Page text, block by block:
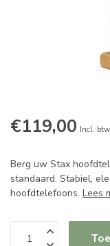
€119,00 Incl. btw
Berg uw Stax
standaard. Stabiel,
hoofdtelefoons. Lees